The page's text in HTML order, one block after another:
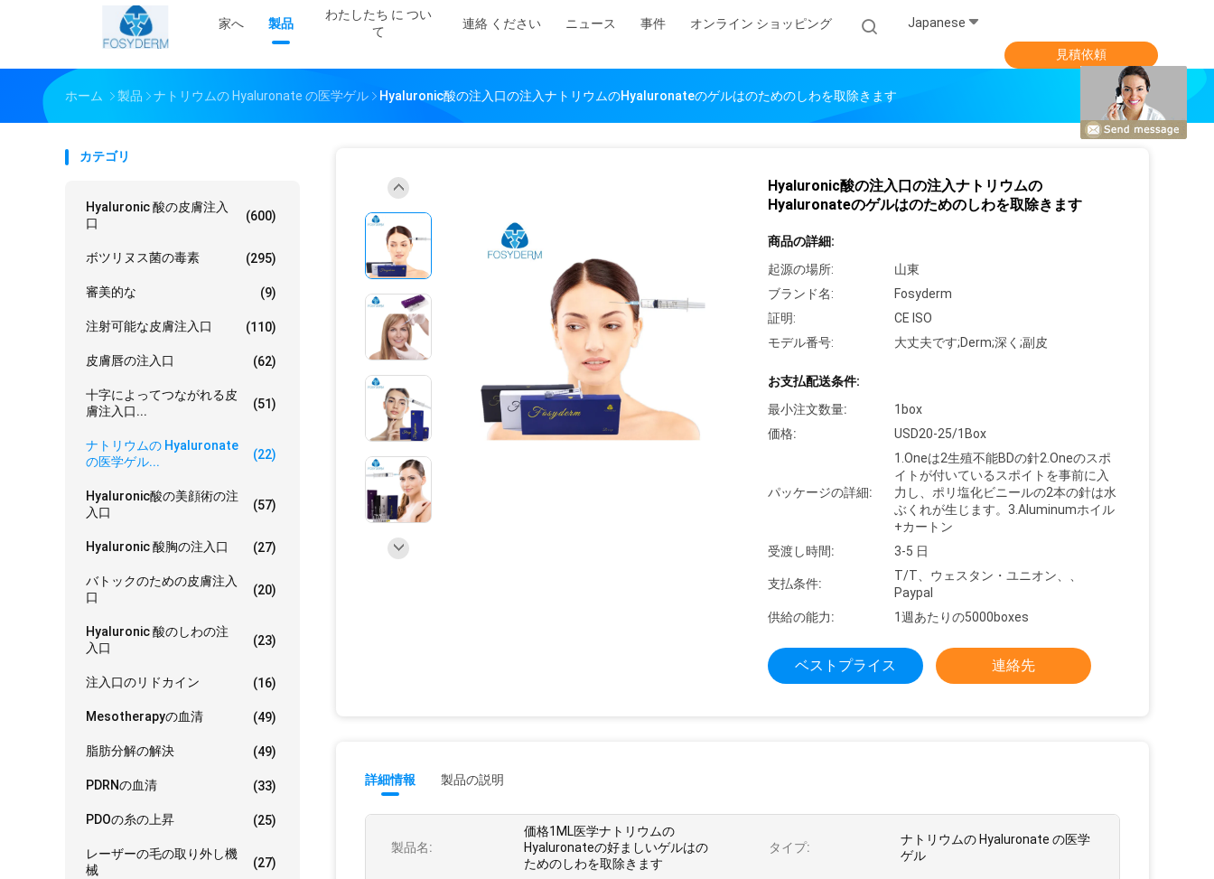
家へ 製品
わたしたち に つい
て
連絡 ください ニュース 事件 オンライン ショッピング Japanese
見積依頼
ホーム 製品 ナトリウムの Hyaluronate の医学ゲル Hyaluronic酸の注入口の注入ナトリウムのHyaluronateのゲルはのためのしわを取除きます
カテゴリ
Hyaluronic 酸の皮膚注入
口
(600)
ボツリヌス菌の毒素 (295)
審美的な (9)
注射可能な皮膚注入口 (110)
皮膚唇の注入口 (62)
十字によってつながれる皮
膚注入口...
(51)
ナトリウムの Hyaluronate
の医学ゲル...
(22)
Hyaluronic酸の美顔術の注
入口
(57)
Hyaluronic 酸胸の注入口 (27)
バトックのための皮膚注入
口
(20)
Hyaluronic 酸のしわの注
入口
(23)
注入口のリドカイン (16)
Mesotherapyの血清 (49)
脂肪分解の解決 (49)
PDRNの血清 (33)
PDOの糸の上昇 (25)
レーザーの毛の取り外し機
械
(27)
Hyaluronic酸の注入口の注入ナトリウムの
Hyaluronateのゲルはのためのしわを取除きます
商品の詳細:
起源の場所:
山東
ブランド名:
Fosyderm
証明:
CE ISO
モデル番号:
大丈夫です;Derm;深く;副皮
お支払配送条件:
最小注文数量:
1box
価格:
USD20-25/1Box
パッケージの詳細:
1.Oneは2生殖不能BDの針2.Oneのスポ
イトが付いているスポイトを事前に入
力し、ポリ塩化ビニールの2本の針は水
ぶくれが生じます。3.Aluminumホイル
+カートン
受渡し時間:
3-5 日
支払条件:
T/T、ウェスタン・ユニオン、、
Paypal
供給の能力:
1週あたりの5000boxes
ベストプライス 連絡先
詳細情報 製品の説明
製品名:
価格1ML医学ナトリウムの
Hyaluronateの好ましいゲルはの
ためのしわを取除きます
タイプ:
ナトリウムの Hyaluronate の医学
ゲル